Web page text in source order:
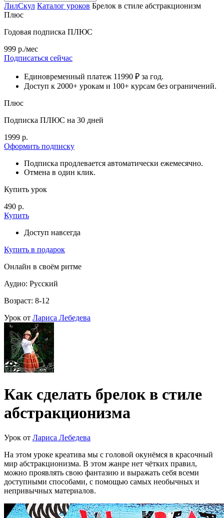
ЛилСкул Каталог уроков Брелок в стиле абстракционизм
Плюс
Годовая подписка ПЛЮС
999 р./мес
Подписаться сейчас
Единовременный платеж 11990 ₽ за год.
Доступ к 2000+ урокам и 100+ курсам без ограничений.
Плюс
Подписка ПЛЮС на 30 дней
1999 р.
Оформить подписку
Подписка продлевается автоматически ежемесячно.
Отмена в один клик.
Купить урок
490 р.
Купить
Доступ навсегда
Купить в подарок
Онлайн в своём ритме
Аудио: Русский
Возраст: 8-12
Урок от Лариса Лебедева
Как сделать брелок в стиле
абстракционизма
Урок от Лариса Лебедева
На этом уроке креатива мы с головой окунёмся в красочный
мир абстракционизма. В этом жанре нет чётких правил,
можно проявлять свою фантазию и выражать себя всеми
доступными способами, с помощью самых необычных и
непривычных материалов.